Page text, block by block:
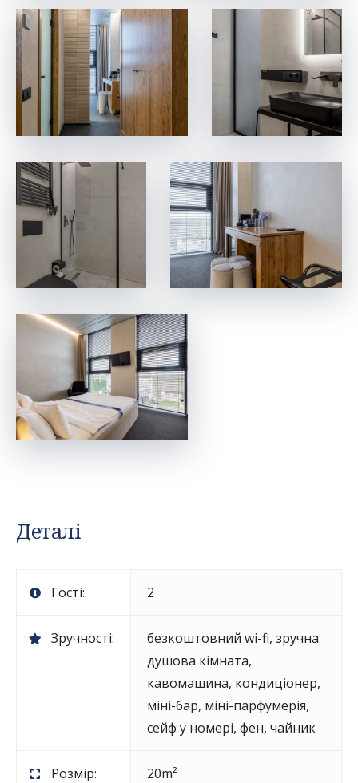
Деталі
Гості: 2
Зручності: безкоштовний wi-fi, зручна
душова кімната,
кавомашина, кондиціонер,
міні-бар, міні-парфумерія,
сейф у номері, фен, чайник
Розмір: 20m²